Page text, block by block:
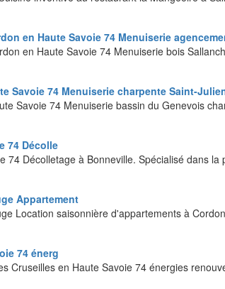
en Haute Savoie 74 Menuiserie
en Haute Savoie 74 Menuiserie bois
Savoie 74 Menuiserie charpente Saint-
Savoie 74 Menuiserie bassin du Genevois
74 Décolle
74 Décolletage à Bonneville. Spécialisé dans
Appartement
Location saisonnière d'appartements à
74 énerg
Cruseilles en Haute Savoie 74 énergies